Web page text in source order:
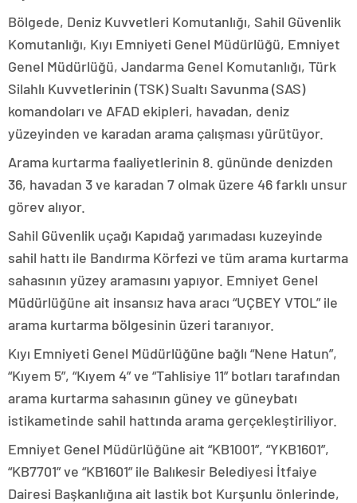
Bölgede, Deniz Kuvvetleri Komutanlığı, Sahil Güvenlik
Komutanlığı, Kıyı Emniyeti Genel Müdürlüğü, Emniyet
Genel Müdürlüğü, Jandarma Genel Komutanlığı, Türk
Silahlı Kuvvetlerinin (TSK) Sualtı Savunma (SAS)
komandoları ve AFAD ekipleri, havadan, deniz
yüzeyinden ve karadan arama çalışması yürütüyor.
Arama kurtarma faaliyetlerinin 8. gününde denizden
36, havadan 3 ve karadan 7 olmak üzere 46 farklı unsur
görev alıyor.
Sahil Güvenlik uçağı Kapıdağ yarımadası kuzeyinde
sahil hattı ile Bandırma Körfezi ve tüm arama kurtarma
sahasının yüzey aramasını yapıyor. Emniyet Genel
Müdürlüğüne ait insansız hava aracı “UÇBEY VTOL” ile
arama kurtarma bölgesinin üzeri taranıyor.
Kıyı Emniyeti Genel Müdürlüğüne bağlı “Nene Hatun”,
“Kıyem 5”, “Kıyem 4” ve “Tahlisiye 11” botları tarafından
arama kurtarma sahasının güney ve güneybatı
istikametinde sahil hattında arama gerçekleştiriliyor.
Emniyet Genel Müdürlüğüne ait “KB1001”, “YKB1601”,
“KB7701” ve “KB1601” ile Balıkesir Belediyesi İtfaiye
Dairesi Başkanlığına ait lastik bot Kurşunlu önlerinde,